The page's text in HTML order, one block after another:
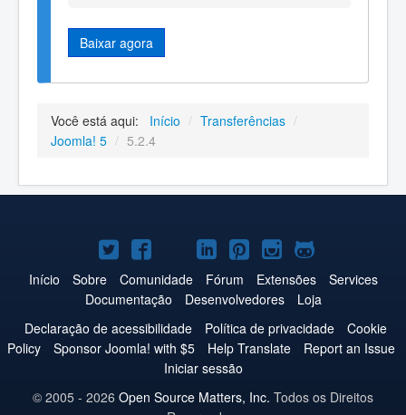
Baixar agora
Você está aqui: Início / Transferências /
Joomla! 5 / 5.2.4
Joomla!
no
Twitter
Joomla!
no
Facebook
Joomla!
no
YouTube
Joomla!
no
LinkedIn
Joomla!
no
Pinterest
Joomla!
no
Instagram
Joomla!
no
GitHub
Início Sobre Comunidade Fórum Extensões
Services
Documentação
Desenvolvedores
Loja
Declaração de acessibilidade
Política de privacidade
Cookie
Policy
Sponsor Joomla! with $5 Help Translate
Report an Issue
Iniciar sessão
© 2005 - 2026 Open Source Matters, Inc. Todos os Direitos